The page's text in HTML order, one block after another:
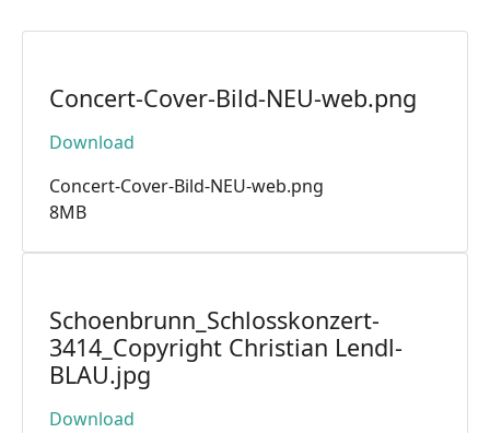
Concert-Cover-Bild-NEU-web.png
Download
Concert-Cover-Bild-NEU-web.png
8MB
Schoenbrunn_Schlosskonzert-
3414_Copyright Christian Lendl-
BLAU.jpg
Download